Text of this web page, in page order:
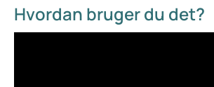
maksimale taljemål 88 cm. For mænd
Har du et større taljemål, har du for
Hvordan bruger du det?